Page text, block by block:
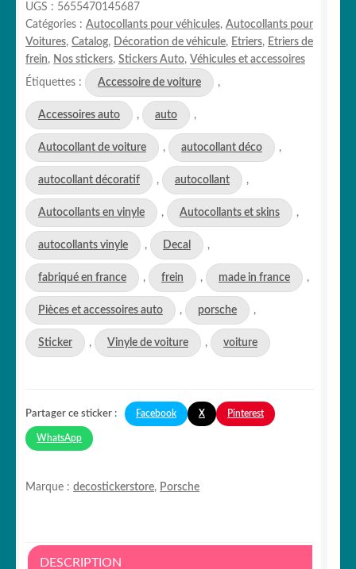
UGS : 5655470145687
Catégories : Autocollants pour véhicules, Autocollants pour
Voitures, Catalog, Décoration de véhicule, Etriers, Etriers de
frein, Nos stickers, Stickers Auto, Véhicules et accessoires
Étiquettes : Accessoire de voiture ,
Accessoires auto , auto ,
Autocollant de voiture , autocollant déco ,
autocollant décoratif , autocollant ,
Autocollants en vinyle , Autocollants et skins ,
autocollants vinyle , Decal ,
fabriqué en france , frein , made in france ,
Pièces et accessoires auto , porsche ,
Sticker , Vinyle de voiture , voiture
Partager ce sticker : Facebook X Pinterest
WhatsApp
Marque : decostickerstore, Porsche
DESCRIPTION